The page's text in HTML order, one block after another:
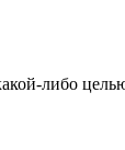
либо